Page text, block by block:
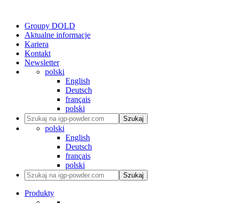
Groupy DOLD
Aktualne informacje
Kariera
Kontakt
Newsletter
polski
English
Deutsch
français
polski
Szukaj
polski
English
Deutsch
français
polski
Szukaj
Produkty